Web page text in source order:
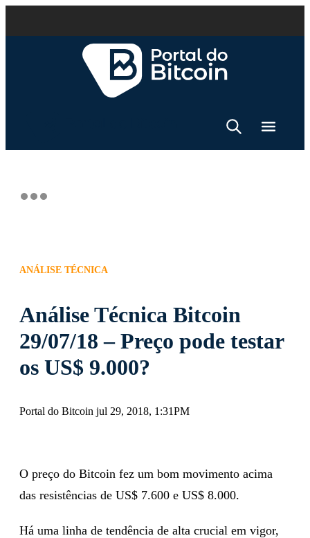
ANÁLISE TÉCNICA
Análise Técnica Bitcoin
29/07/18 – Preço pode testar
os US$ 9.000?
Portal do Bitcoin jul 29, 2018, 1:31PM
O preço do Bitcoin fez um bom movimento acima
das resistências de US$ 7.600 e US$ 8.000.
Há uma linha de tendência de alta crucial em vigor,